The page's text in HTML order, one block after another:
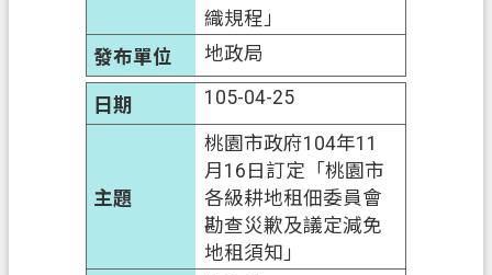
織規程」
地政局
105-04-25
桃園市政府104年11
月16日訂定「桃園市
各級耕地租佃委員會
勘查災歉及議定減免
地租須知」